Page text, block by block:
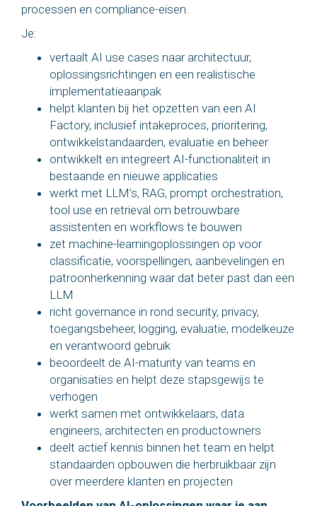
processen en compliance-eisen.
Je:
vertaalt AI use cases naar architectuur,
oplossingsrichtingen en een realistische
implementatieaanpak
helpt klanten bij het opzetten van een AI
Factory, inclusief intakeproces, prioritering,
ontwikkelstandaarden, evaluatie en beheer
ontwikkelt en integreert AI-functionaliteit in
bestaande en nieuwe applicaties
werkt met LLM’s, RAG, prompt orchestration,
tool use en retrieval om betrouwbare
assistenten en workflows te bouwen
zet machine-learningoplossingen op voor
classificatie, voorspellingen, aanbevelingen en
patroonherkenning waar dat beter past dan een
LLM
richt governance in rond security, privacy,
toegangsbeheer, logging, evaluatie, modelkeuze
en verantwoord gebruik
beoordeelt de AI-maturity van teams en
organisaties en helpt deze stapsgewijs te
verhogen
werkt samen met ontwikkelaars, data
engineers, architecten en productowners
deelt actief kennis binnen het team en helpt
standaarden opbouwen die herbruikbaar zijn
over meerdere klanten en projecten